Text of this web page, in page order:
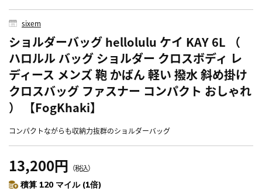
sixem
ショルダーバッグ hellolulu ケイ KAY 6L （
ハロルル バッグ ショルダー クロスボディ レ
ディース メンズ 鞄 かばん 軽い 撥水 斜め掛け
クロスバッグ ファスナー コンパクト おしゃれ
） 【FogKhaki】
コンパクトながらも収納力抜群のショルダーバッグ
13,200円 （税込）
積算 120 マイル (1倍)